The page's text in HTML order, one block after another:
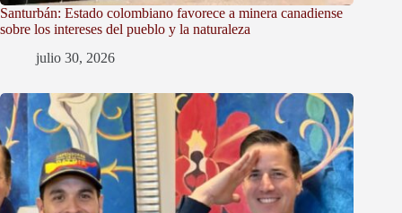
Santurbán: Estado colombiano favorece a minera canadiense
sobre los intereses del pueblo y la naturaleza
julio 30, 2026